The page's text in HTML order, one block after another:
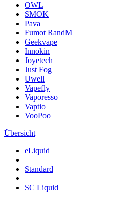
OWL
SMOK
Pava
Fumot RandM
Geekvape
Innokin
Joyetech
Just Fog
Uwell
Vapefly
Vaporesso
Vaptio
VooPoo
Übersicht
eLiquid
Standard
SC Liquid